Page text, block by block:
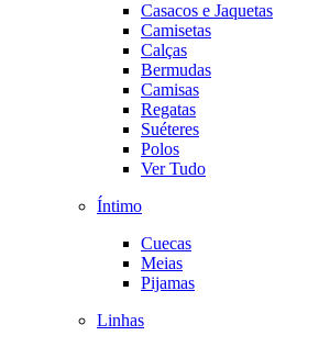
Casacos e Jaquetas
Camisetas
Calças
Bermudas
Camisas
Regatas
Suéteres
Polos
Ver Tudo
Íntimo
Cuecas
Meias
Pijamas
Linhas